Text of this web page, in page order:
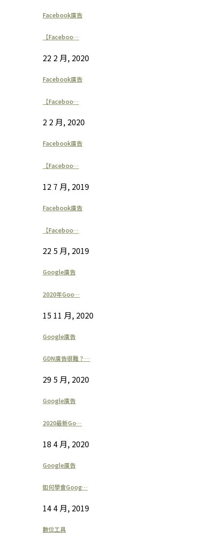
Facebook廣告
【Faceboo…
22 2 月, 2020
Facebook廣告
【Faceboo…
2 2 月, 2020
Facebook廣告
【Faceboo…
12 7 月, 2019
Facebook廣告
【Faceboo…
22 5 月, 2019
Google廣告
2020年Goo…
15 11 月, 2020
Google廣告
GDN廣告很難？…
29 5 月, 2020
Google廣告
2020最新Go…
18 4 月, 2020
Google廣告
如何學會Goog…
14 4 月, 2019
數位工具